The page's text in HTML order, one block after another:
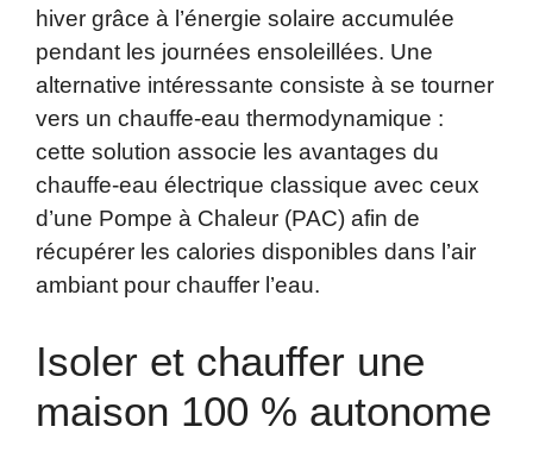
hiver grâce à l’énergie solaire accumulée
pendant les journées ensoleillées. Une
alternative intéressante consiste à se tourner
vers un chauffe-eau thermodynamique :
cette solution associe les avantages du
chauffe-eau électrique classique avec ceux
d’une Pompe à Chaleur (PAC) afin de
récupérer les calories disponibles dans l’air
ambiant pour chauffer l’eau.
Isoler et chauffer une
maison 100 % autonome